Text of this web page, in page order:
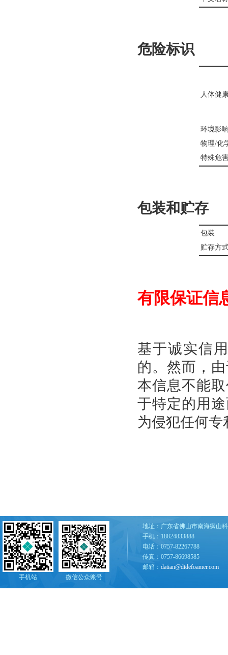
危险标识
人体健
环境影
物理/化
特殊危
包装和贮存
包装
贮存方
有限保证信
基于诚实信
的。然而，
本信息不能
于特定的用
为侵犯任何
手机站 微信公众账号
地址：广东省佛山市南海狮山
手机：18824833888
电话：0757-82267788
传真：0757-86698585
邮箱： datian@dtdefoamer.com